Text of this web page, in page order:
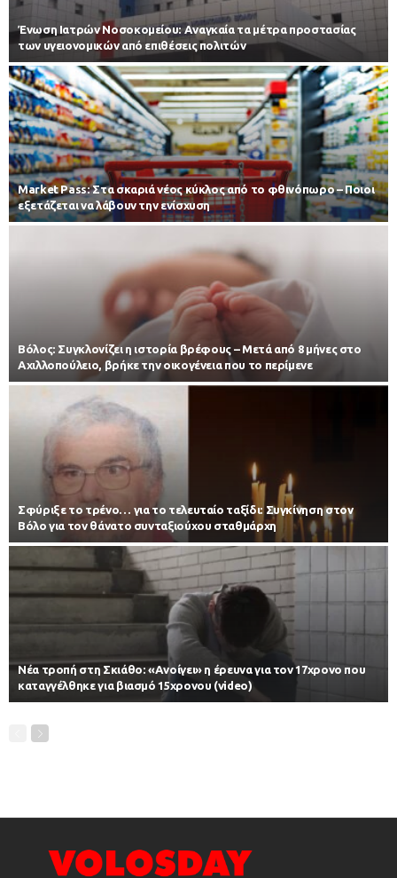
Ένωση Ιατρών Νοσοκομείου: Αναγκαία τα μέτρα προστασίας
των υγειονομικών από επιθέσεις πολιτών
Market Pass: Στα σκαριά νέος κύκλος από το φθινόπωρο – Ποιοι
εξετάζεται να λάβουν την ενίσχυση
Βόλος: Συγκλονίζει η ιστορία βρέφους – Μετά από 8 μήνες στο
Αχιλλοπούλειο, βρήκε την οικογένεια που το περίμενε
Σφύριξε το τρένο… για το τελευταίο ταξίδι: Συγκίνηση στον
Βόλο για τον θάνατο συνταξιούχου σταθμάρχη
Νέα τροπή στη Σκιάθο: «Ανοίγει» η έρευνα για τον 17χρονο που
καταγγέλθηκε για βιασμό 15χρονου (video)